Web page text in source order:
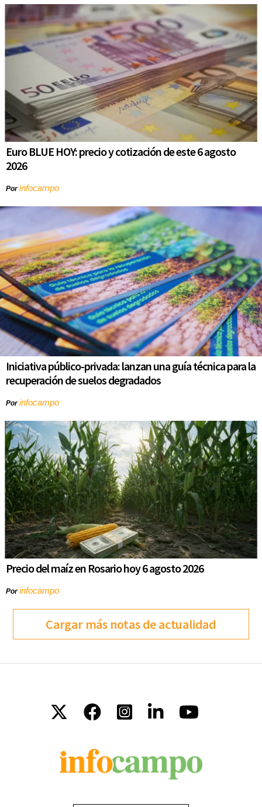
Euro BLUE HOY: precio y cotización de este 6 agosto
2026
Porinfocampo
Iniciativa público-privada: lanzan una guía técnica para la
recuperación de suelos degradados
Porinfocampo
Precio del maíz en Rosario hoy 6 agosto 2026
Porinfocampo
Cargar más notas de actualidad